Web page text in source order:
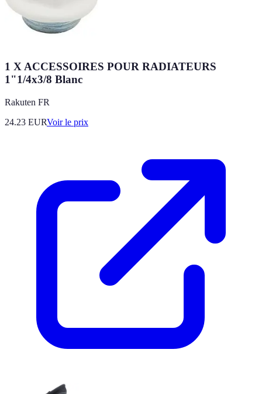
1 X ACCESSOIRES POUR RADIATEURS
1"1/4x3/8 Blanc
Rakuten FR
24.23 EURVoir le prix